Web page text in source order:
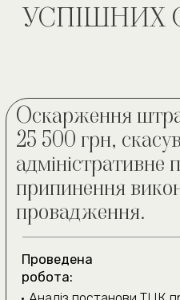
Олександр Марченко, Київ
проблеми зі здоров'ям. Юристи
допомогли зібрати всі документи
та змогли переглянути рішення.
ЧАСТІ ПИТАННЯ